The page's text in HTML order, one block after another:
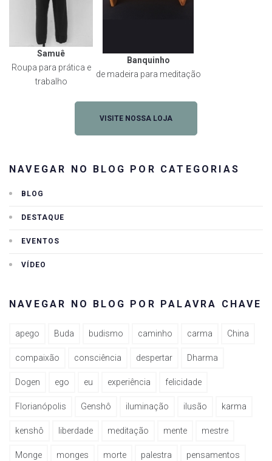
Samuê
Roupa para prática e
trabalho
Banquinho
de madeira para meditação
VISITE NOSSA LOJA
NAVEGAR NO BLOG POR CATEGORIAS
BLOG
DESTAQUE
EVENTOS
VÍDEO
NAVEGAR NO BLOG POR PALAVRA CHAVE
apego Buda budismo caminho carma China
compaixão consciência despertar Dharma
Dogen ego eu experiência felicidade
Florianópolis Genshô iluminação ilusão karma
kenshô liberdade meditação mente mestre
Monge monges morte palestra pensamentos